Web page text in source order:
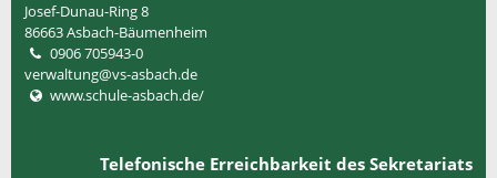
Josef-Dunau-Ring 8
86663Asbach-Bäumenheim
0906 705943-0
verwaltung@vs-asbach.de
www.schule-asbach.de/
Telefonische Erreichbarkeit des Sekretariats